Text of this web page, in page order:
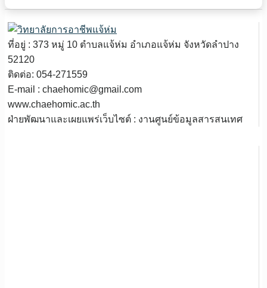
ที่อยู่ : 373 หมู่ 10 ตำบลแจ้ห่ม อำเภอแจ้ห่ม จังหวัดลำปาง
52120
ติดต่อ: 054-271559
E-mail : chaehomic@gmail.com
www.chaehomic.ac.th
ฝ่ายพัฒนาและเผยแพร่เว็บไซต์ : งานศูนย์ข้อมูลสารสนเทศ